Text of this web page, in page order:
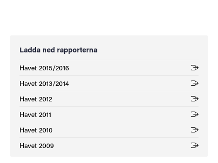
Ladda ned rapporterna
Havet 2015/2016
(Extern länk)
Havet 2013/2014
(Extern länk)
Havet 2012
(Extern länk)
Havet 2011
(Extern länk)
Havet 2010
(Extern länk)
Havet 2009
(Extern länk)